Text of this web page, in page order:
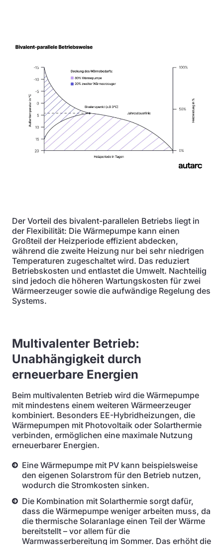
Der Vorteil des bivalent-parallelen Betriebs liegt in
der Flexibilität: Die Wärmepumpe kann einen
Großteil der Heizperiode effizient abdecken,
während die zweite Heizung nur bei sehr niedrigen
Temperaturen zugeschaltet wird. Das reduziert
Betriebskosten und entlastet die Umwelt. Nachteilig
sind jedoch die höheren Wartungskosten für zwei
Wärmeerzeuger sowie die aufwändige Regelung des
Systems.
Multivalenter Betrieb:
Unabhängigkeit durch
erneuerbare Energien
Beim multivalenten Betrieb wird die Wärmepumpe
mit mindestens einem weiteren Wärmeerzeuger
kombiniert. Besonders EE-Hybridheizungen, die
Wärmepumpen mit Photovoltaik oder Solarthermie
verbinden, ermöglichen eine maximale Nutzung
erneuerbarer Energien.
Eine Wärmepumpe mit PV kann beispielsweise
den eigenen Solarstrom für den Betrieb nutzen,
wodurch die Stromkosten sinken.
Die Kombination mit Solarthermie sorgt dafür,
dass die Wärmepumpe weniger arbeiten muss, da
die thermische Solaranlage einen Teil der Wärme
bereitstellt – vor allem für die
Warmwasserbereitung im Sommer. Das erhöht die